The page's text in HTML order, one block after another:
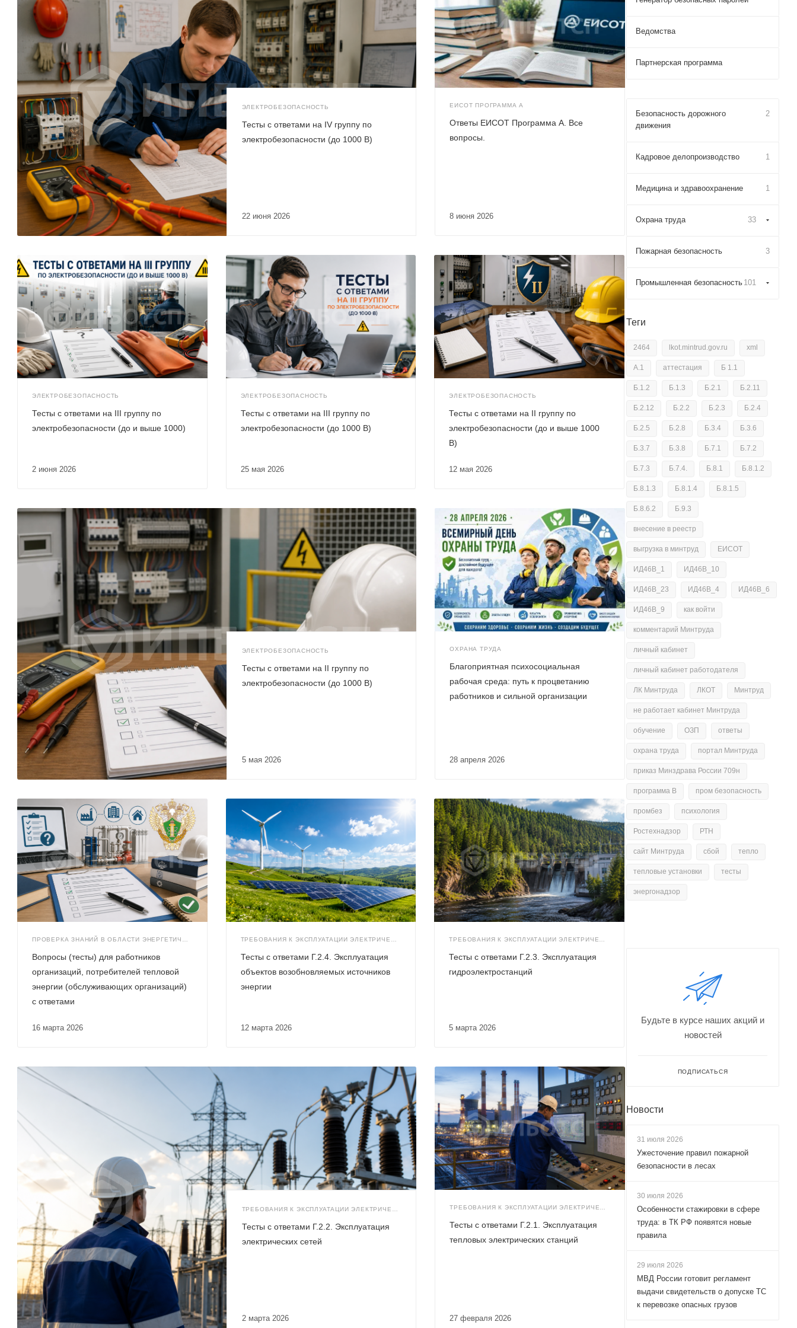
ЭЛЕКТРОБЕЗОПАСНОСТЬ
22 июня 2026
Тесты с ответами на IV группу по
электробезопасности (до 1000 В)
ЕИСОТ ПРОГРАММА А
8 июня 2026
Ответы ЕИСОТ Программа А. Все
вопросы.
ЭЛЕКТРОБЕЗОПАСНОСТЬ
2 июня 2026
Тесты с ответами на III группу по
электробезопасности (до и выше 1000)
ЭЛЕКТРОБЕЗОПАСНОСТЬ
25 мая 2026
Тесты с ответами на III группу по
электробезопасности (до 1000 В)
ЭЛЕКТРОБЕЗОПАСНОСТЬ
12 мая 2026
Тесты с ответами на II группу по
электробезопасности (до и выше 1000
В)
ЭЛЕКТРОБЕЗОПАСНОСТЬ
5 мая 2026
Тесты с ответами на II группу по
электробезопасности (до 1000 В)
ОХРАНА ТРУДА
28 апреля 2026
Благоприятная психосоциальная
рабочая среда: путь к процветанию
работников и сильной организации
16 марта 2026
Вопросы (тесты) для работников
организаций, потребителей тепловой
энергии (обслуживающих организаций)
с ответами
12 марта 2026
Тесты с ответами Г.2.4. Эксплуатация
объектов возобновляемых источников
энергии
5 марта 2026
Тесты с ответами Г.2.3. Эксплуатация
гидроэлектростанций
2 марта 2026
Тесты с ответами Г.2.2. Эксплуатация
электрических сетей
27 февраля 2026
Тесты с ответами Г.2.1. Эксплуатация
тепловых электрических станций
Ведомства
Партнерская программа
Безопасность дорожного
движения
2
Кадровое делопроизводство 1
Медицина и здравоохранение 1
Охрана труда 33
Пожарная безопасность 3
Промышленная безопасность 101
Теги
2464 lkot.mintrud.gov.ru xml
А.1 аттестация Б 1.1
Б.1.2 Б.1.3 Б.2.1 Б.2.11
Б.2.12 Б.2.2 Б.2.3 Б.2.4
Б.2.5 Б.2.8 Б.3.4 Б.3.6
Б.3.7 Б.3.8 Б.7.1 Б.7.2
Б.7.3 Б.7.4. Б.8.1 Б.8.1.2
Б.8.1.3 Б.8.1.4 Б.8.1.5
Б.8.6.2 Б.9.3
внесение в реестр
выгрузка в минтруд ЕИСОТ
ИД46В_1 ИД46В_10
ИД46В_23 ИД46В_4 ИД46В_6
ИД46В_9 как войти
комментарий Минтруда
личный кабинет
личный кабинет работодателя
ЛК Минтруда ЛКОТ Минтруд
не работает кабинет Минтруда
обучение ОЗП ответы
охрана труда портал Минтруда
приказ Минздрава России 709н
программа В пром безопасность
промбез психология
Ростехнадзор РТН
сайт Минтруда сбой тепло
тепловые установки тесты
энергонадзор
Будьте в курсе наших акций и
новостей
ПОДПИСАТЬСЯ
Новости
31 июля 2026
Ужесточение правил пожарной
безопасности в лесах
30 июля 2026
Особенности стажировки в сфере
труда: в ТК РФ появятся новые
правила
29 июля 2026
МВД России готовит регламент
выдачи свидетельств о допуске ТС
к перевозке опасных грузов